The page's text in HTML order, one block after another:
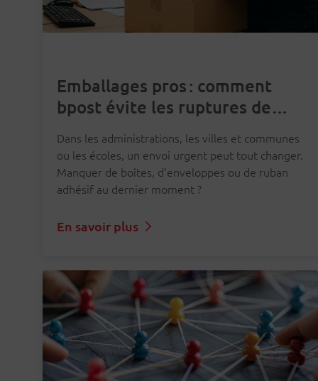
Emballages pros : comment
bpost évite les ruptures de
Dans les administrations, les villes et communes
ou les écoles, un envoi urgent peut tout changer.
Manquer de boîtes, d’enveloppes ou de ruban
adhésif au dernier moment ?
En savoir plus